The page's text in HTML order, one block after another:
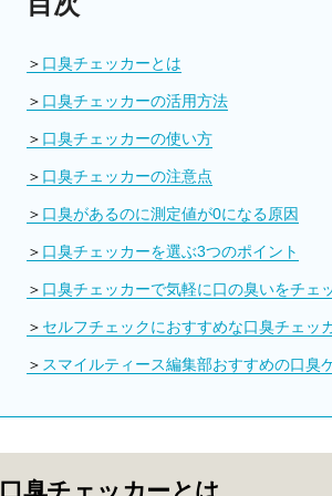
口臭チェッカーとは
口臭チェッカーの活用方法
口臭チェッカーの使い方
口臭チェッカーの注意点
口臭があるのに測定値が0になる原因
口臭チェッカーを選ぶ3つのポイント
口臭チェッカーで気軽に口の臭いをチェ
セルフチェックにおすすめな口臭チェッ
スマイルティース編集部おすすめの口臭